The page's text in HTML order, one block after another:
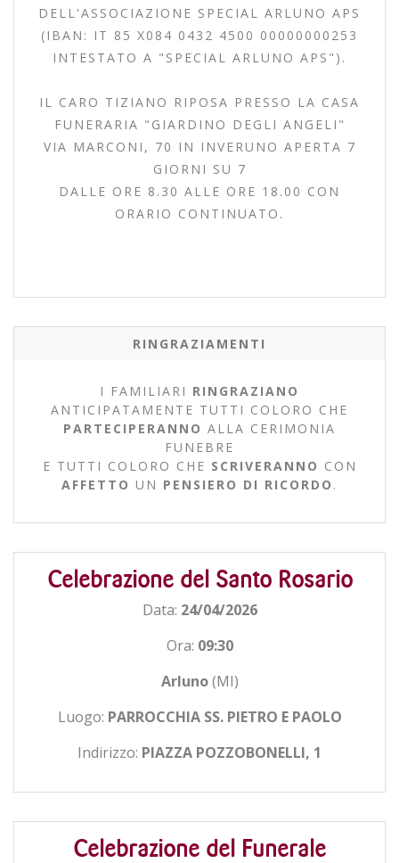
DELL'ASSOCIAZIONE SPECIAL ARLUNO APS
(IBAN: IT 85 X084 0432 4500 00000000253
INTESTATO A "SPECIAL ARLUNO APS").
IL CARO TIZIANO RIPOSA PRESSO LA CASA
FUNERARIA "GIARDINO DEGLI ANGELI"
VIA MARCONI, 70 IN INVERUNO APERTA 7
GIORNI SU 7
DALLE ORE 8.30 ALLE ORE 18.00 CON
ORARIO CONTINUATO.
RINGRAZIAMENTI
I FAMILIARI RINGRAZIANO
ANTICIPATAMENTE TUTTI COLORO CHE
PARTECIPERANNO ALLA CERIMONIA
FUNEBRE
E TUTTI COLORO CHE SCRIVERANNO CON
AFFETTO UN PENSIERO DI RICORDO .
Celebrazione del Santo Rosario
Data: 24/04/2026
Ora: 09:30
Arluno(MI)
Luogo: PARROCCHIA SS. PIETRO E PAOLO
Indirizzo: PIAZZA POZZOBONELLI, 1
Celebrazione del Funerale